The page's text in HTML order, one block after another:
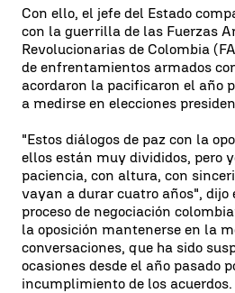
Con ello, el jefe del Estado
con la guerrilla de las Fuerzas
Revolucionarias de Colombia
de enfrentamientos armados
acordaron la pacificaron el año
a medirse en elecciones
"Estos diálogos de paz con la
ellos están muy divididos, pero
paciencia, con altura, con
vayan a durar cuatro años", dijo
proceso de negociación
la oposición mantenerse en la
conversaciones, que ha sido
ocasiones desde el año pasado
incumplimiento de los acuerdos.